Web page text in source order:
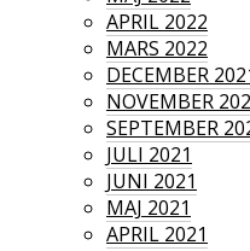
APRIL 2022
MARS 2022
DECEMBER
NOVEMBER
SEPTEMBER
JULI 2021
JUNI 2021
MAJ 2021
APRIL 2021